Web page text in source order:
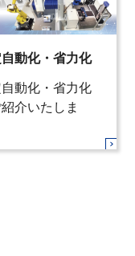
動化・省力化
動化・省力化
介いたしま